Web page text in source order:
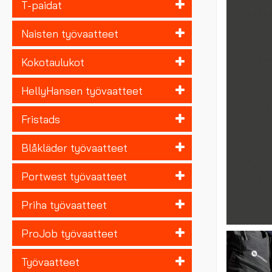
T-paidat
Naisten työvaatteet
Kokotaulukot
HellyHansen työvaatteet
Fristads
Blåkläder työvaatteet
Portwest työvaatteet
Priha työvaatteet
ProJob työvaatteet
Työvaatteet